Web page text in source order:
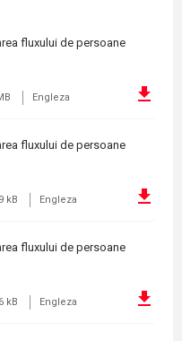
Engleza
kB Engleza
kB Engleza